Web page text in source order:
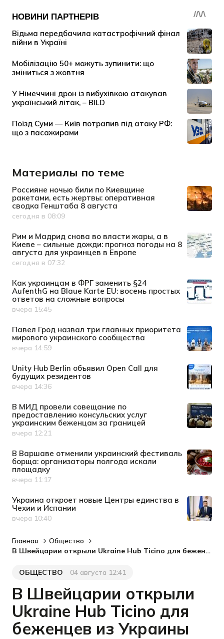
Материалы по теме
Россияне ночью били по Киевщине
ракетами, есть жертвы: оперативная
сводка Генштаба 8 августа
Дата публикации
сегодня в 08:09
Рим и Мадрид снова во власти жары, а в
Киеве – сильные дожди: прогноз погоды на 8
августа для украинцев в Европе
Дата публикации
сегодня в 07:32
Как украинцам в ФРГ заменить §24
AufenthG на Blaue Karte EU: восемь простых
ответов на сложные вопросы
Дата публикации
вчера 15:45
Павел Грод назвал три главных приоритета
мирового украинского сообщества
Дата публикации
вчера 14:59
Unity Hub Berlin объявил Open Call для
будущих резидентов
Дата публикации
вчера 14:36
В МИД провели совещание по
предоставлению консульских услуг
украинским беженцам за границей
Дата публикации
вчера 12:21
В Варшаве отменили украинский фестиваль
борща: организаторы полгода искали
площадку
Дата публикации
вчера 11:17
Украина откроет новые Центры единства в
Чехии и Испании
Дата публикации
вчера 10:40
Главная
Общество
В Швейцарии открыли Ukraine Hub Ticino для беженцев из Украины
Категория
ОБЩЕСТВО
Дата публикации04 августа 12:41
В Швейцарии открыли
Ukraine Hub Ticino для
беженцев из Украины